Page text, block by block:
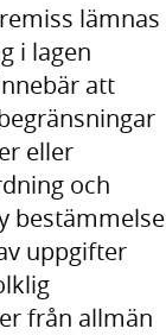
lämnas
i lagen
att
eller
och
bestämmelse
uppgifter
från allmän